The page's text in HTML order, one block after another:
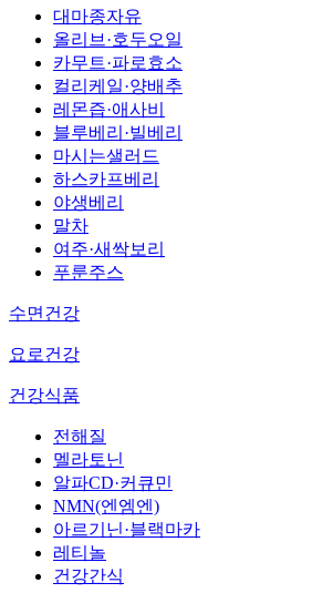
대마종자유
올리브·호두오일
카무트·파로효소
컬리케일·양배추
레몬즙·애사비
블루베리·빌베리
마시는샐러드
하스카프베리
야생베리
말차
여주·새싹보리
푸룬주스
수면건강
요로건강
건강식품
전해질
멜라토닌
알파CD·커큐민
NMN(엔엠엔)
아르기닌·블랙마카
레티놀
건강간식